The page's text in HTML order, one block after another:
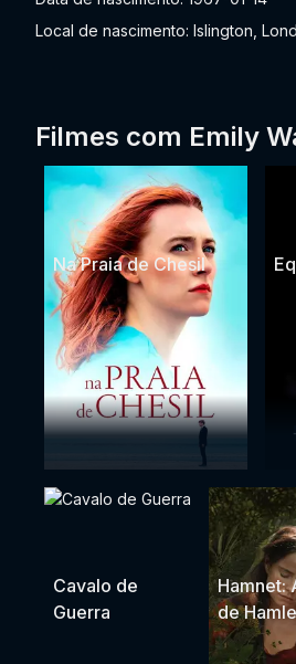
Local de nascimento: Islington,
Filmes com Emily
Na Praia de Chesil
Cavalo de
Guerra
Hamnet:
de